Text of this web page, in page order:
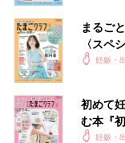
自体が軽いため、転
んを寝かせることが
を離す時間が極力少
考えると安心でしょ
0
まるご
〈スペ
妊娠・
初めて
む本『
妊娠・